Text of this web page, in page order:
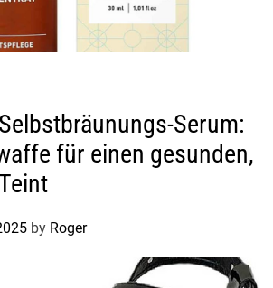
Serum:
für einen gesunden,
by Roger